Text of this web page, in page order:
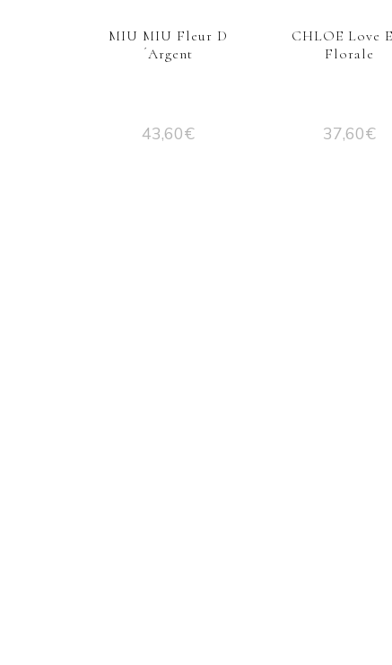
MIU MIU Fleur D
´Argent
43,60€
CHLOE Love
Florale
37,60€